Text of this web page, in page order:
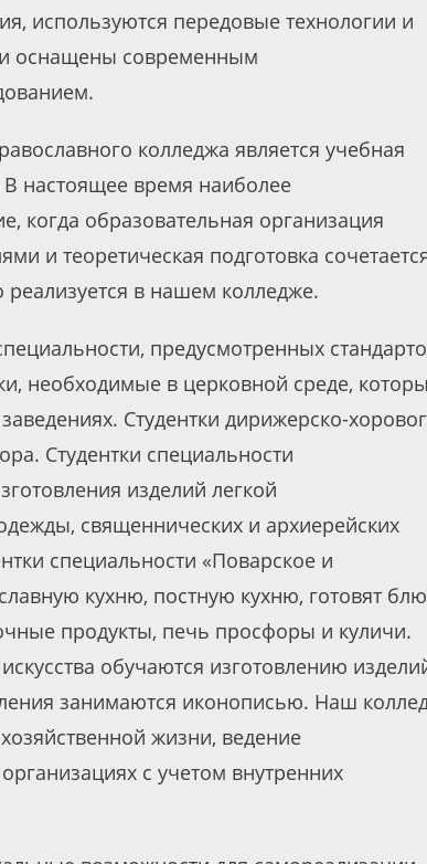
используются передовые технологии и
оснащены современным
колледжа является учебная
В настоящее время наиболее
когда образовательная организация
и теоретическая подготовка
в нашем колледже.
предусмотренных
необходимые в церковной среде,
Студентки дирижерско-
Студентки специальности
изделий легкой
священнических и архиерейских
специальности «Поварское и
кухню, постную кухню, готовят
продукты, печь просфоры и куличи.
обучаются изготовлению
занимаются иконописью. Наш
жизни, ведение
с учетом внутренних